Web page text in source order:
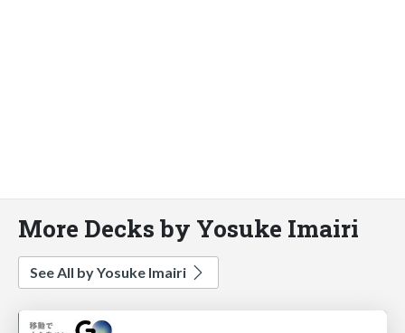
More Decks by Yosuke Imairi
See All by Yosuke Imairi